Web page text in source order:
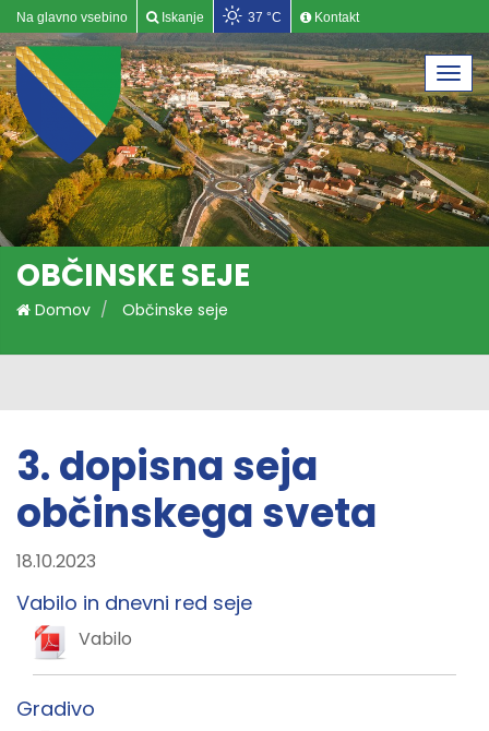
Na glavno vsebino Iskanje 37 °C Kontakt
OBČINSKE SEJE
Domov Občinske seje
3. dopisna seja
občinskega sveta
18.10.2023
Vabilo in dnevni red seje
Vabilo
Gradivo